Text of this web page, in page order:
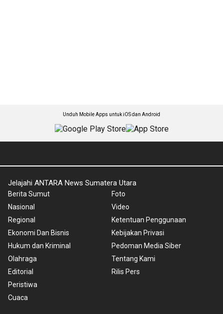
Unduh Mobile Apps untuk iOS dan Android
Jelajahi ANTARA News Sumatera Utara
Berita Sumut
Nasional
Regional
Ekonomi Dan Bisnis
Hukum dan Kriminal
Olahraga
Editorial
Peristiwa
Cuaca
Foto
Video
Ketentuan Penggunaan
Kebijakan Privasi
Pedoman Media Siber
Tentang Kami
Rilis Pers